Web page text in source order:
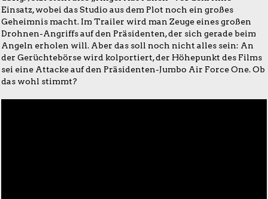
Einsatz, wobei das Studio aus dem Plot noch ein großes
Geheimnis macht. Im Trailer wird man Zeuge eines großen
Drohnen-Angriffs auf den Präsidenten, der sich gerade beim
Angeln erholen will. Aber das soll noch nicht alles sein: An
der Gerüchtebörse wird kolportiert, der Höhepunkt des Films
sei eine Attacke auf den Präsidenten-Jumbo Air Force One. Ob
das wohl stimmt?